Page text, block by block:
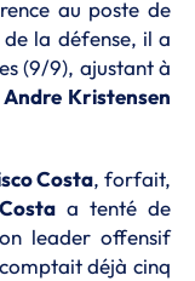
au poste de
la défense, il a
(9/9), ajustant à
Andre Kristensen
Costa, forfait,
a tenté de
leader offensif
déjà cinq